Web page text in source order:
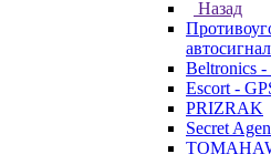
Назад
Beltronics
Escort -
PRIZRAK
Secret